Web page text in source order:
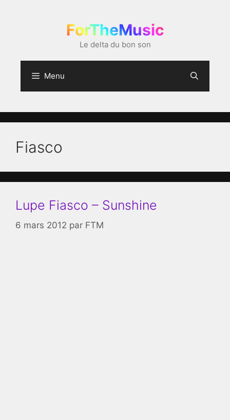
ForTheMusic
Le delta du bon son
Menu
Fiasco
Lupe Fiasco – Sunshine
6 mars 2012 par FTM